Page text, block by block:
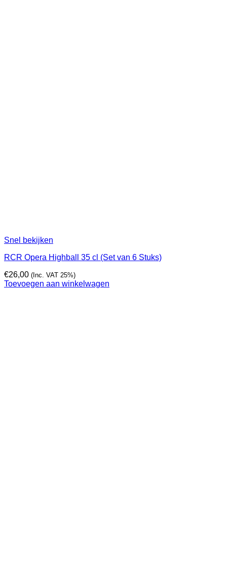
Snel bekijken
RCR Opera Highball 35 cl (Set van 6 Stuks)
€26,00 (Inc. VAT 25%)
Toevoegen aan winkelwagen